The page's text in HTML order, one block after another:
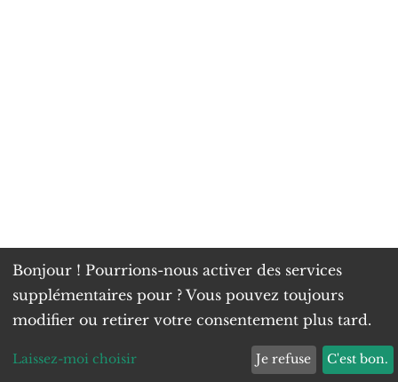
Bonjour ! Pourrions-nous activer des services
supplémentaires pour ? Vous pouvez toujours
modifier ou retirer votre consentement plus tard.
Laissez-moi choisir Je refuse C'est bon.